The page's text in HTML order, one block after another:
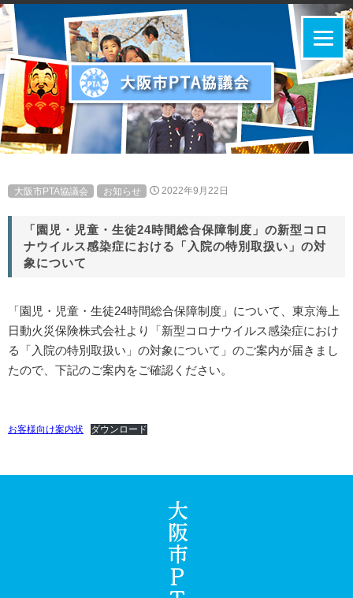
大阪市PTA協議会 お知らせ 2022年9月22日
「園児・児童・生徒24時間総合保障制度」の新型コロ
ナウイルス感染症における「入院の特別取扱い」の対
象について
「園児・児童・生徒24時間総合保障制度」について、東京海上
日動火災保険株式会社より「新型コロナウイルス感染症におけ
る「入院の特別取扱い」の対象について」のご案内が届きまし
たので、下記のご案内をご確認ください。
お客様向け案内状 ダウンロード